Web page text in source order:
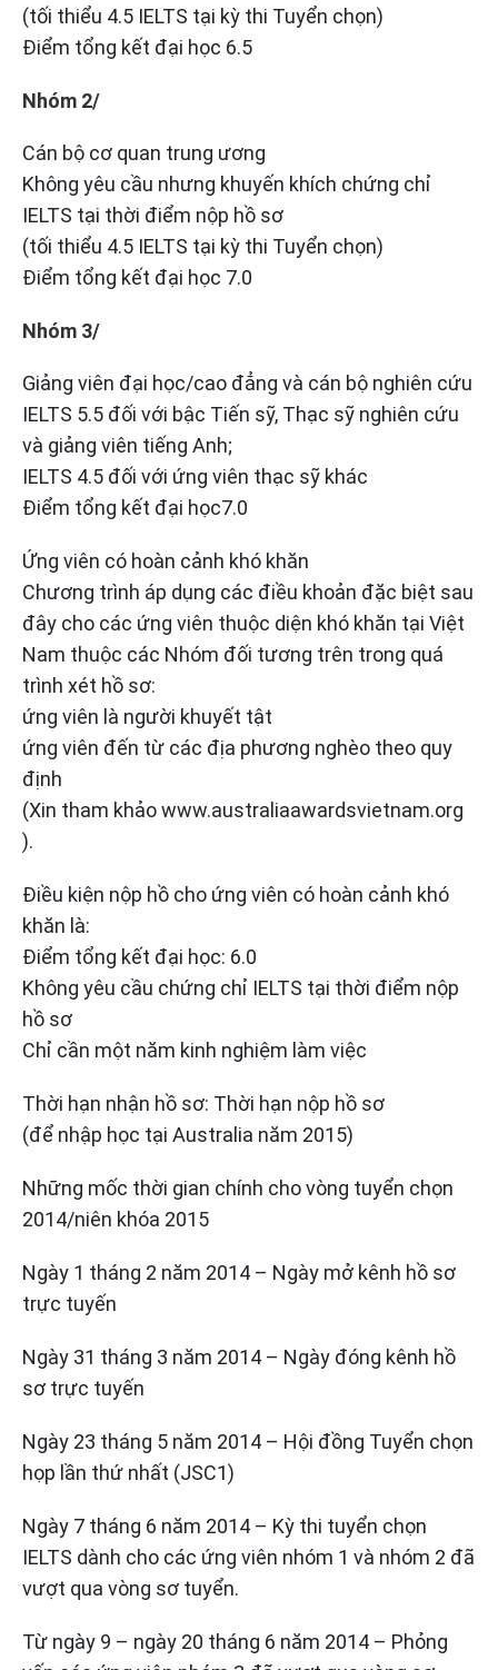
(tối thiểu 4.5 IELTS tại kỳ thi Tuyển chọn)
Điểm tổng kết đại học 6.5
Nhóm 2/
Cán bộ cơ quan trung ương
Không yêu cầu nhưng khuyến khích chứng chỉ
IELTS tại thời điểm nộp hồ sơ
(tối thiểu 4.5 IELTS tại kỳ thi Tuyển chọn)
Điểm tổng kết đại học 7.0
Nhóm 3/
Giảng viên đại học/cao đẳng và cán bộ nghiên cứu
IELTS 5.5 đối với bậc Tiến sỹ, Thạc sỹ nghiên cứu
và giảng viên tiếng Anh;
IELTS 4.5 đối với ứng viên thạc sỹ khác
Điểm tổng kết đại học7.0
Ứng viên có hoàn cảnh khó khăn
Chương trình áp dụng các điều khoản đặc biệt sau
đây cho các ứng viên thuộc diện khó khăn tại Việt
Nam thuộc các Nhóm đối tương trên trong quá
trình xét hồ sơ:
ứng viên là người khuyết tật
ứng viên đến từ các địa phương nghèo theo quy
định
(Xin tham khảo www.australiaawardsvietnam.org
).
Điều kiện nộp hồ cho ứng viên có hoàn cảnh khó
khăn là:
Điểm tổng kết đại học: 6.0
Không yêu cầu chứng chỉ IELTS tại thời điểm nộp
hồ sơ
Chỉ cần một năm kinh nghiệm làm việc
Thời hạn nhận hồ sơ: Thời hạn nộp hồ sơ
(để nhập học tại Australia năm 2015)
Những mốc thời gian chính cho vòng tuyển chọn
2014/niên khóa 2015
Ngày 1 tháng 2 năm 2014 – Ngày mở kênh hồ sơ
trực tuyến
Ngày 31 tháng 3 năm 2014 – Ngày đóng kênh hồ
sơ trực tuyến
Ngày 23 tháng 5 năm 2014 – Hội đồng Tuyển chọn
họp lần thứ nhất (JSC1)
Ngày 7 tháng 6 năm 2014 – Kỳ thi tuyển chọn
IELTS dành cho các ứng viên nhóm 1 và nhóm 2 đã
vượt qua vòng sơ tuyển.
Từ ngày 9 – ngày 20 tháng 6 năm 2014 – Phỏng